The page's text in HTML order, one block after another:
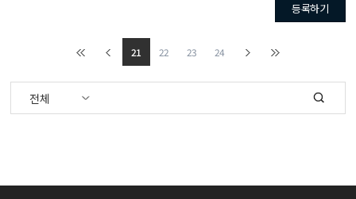
등록하기
21 22 23 24